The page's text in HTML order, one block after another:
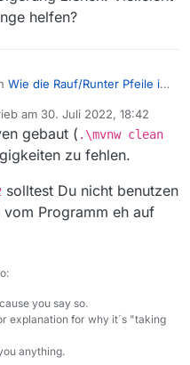
helfen?
Wie die Rauf/Runter Pfeile in
call einfach in Main.java
ersten Befehl ein.
Ich kann das Programm mit
Fehlermeldung:
1252 -
is not
einiges gelesen, kann
ziehen. Vielleicht
helfen?
am 30. Juli 2022, 18:42
editiert von
gebaut ( .\mvnw clean
zu fehlen.
solltest Du nicht benutzen
Programm eh auf
you say so.
explanation for why it´s "taking
anything.